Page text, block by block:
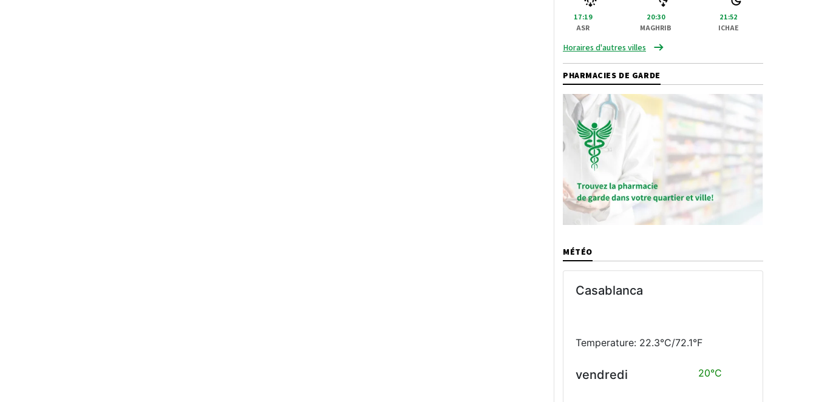
17:19
ASR
20:30
MAGHRIB
21:52
ICHAE
Horaires d'autres villes
PHARMACIES DE GARDE
MÉTÉO
Casablanca
Temperature: 22.3°C/72.1°F
vendredi 20°C